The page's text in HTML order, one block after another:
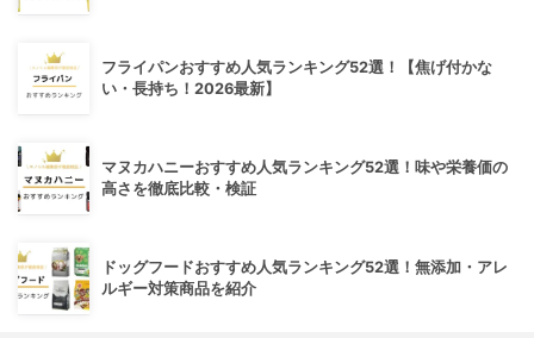
フライパンおすすめ人気ランキング52選！【焦げ付かな
い・長持ち！2026最新】
マヌカハニーおすすめ人気ランキング52選！味や栄養価の
高さを徹底比較・検証
ドッグフードおすすめ人気ランキング52選！無添加・アレ
ルギー対策商品を紹介